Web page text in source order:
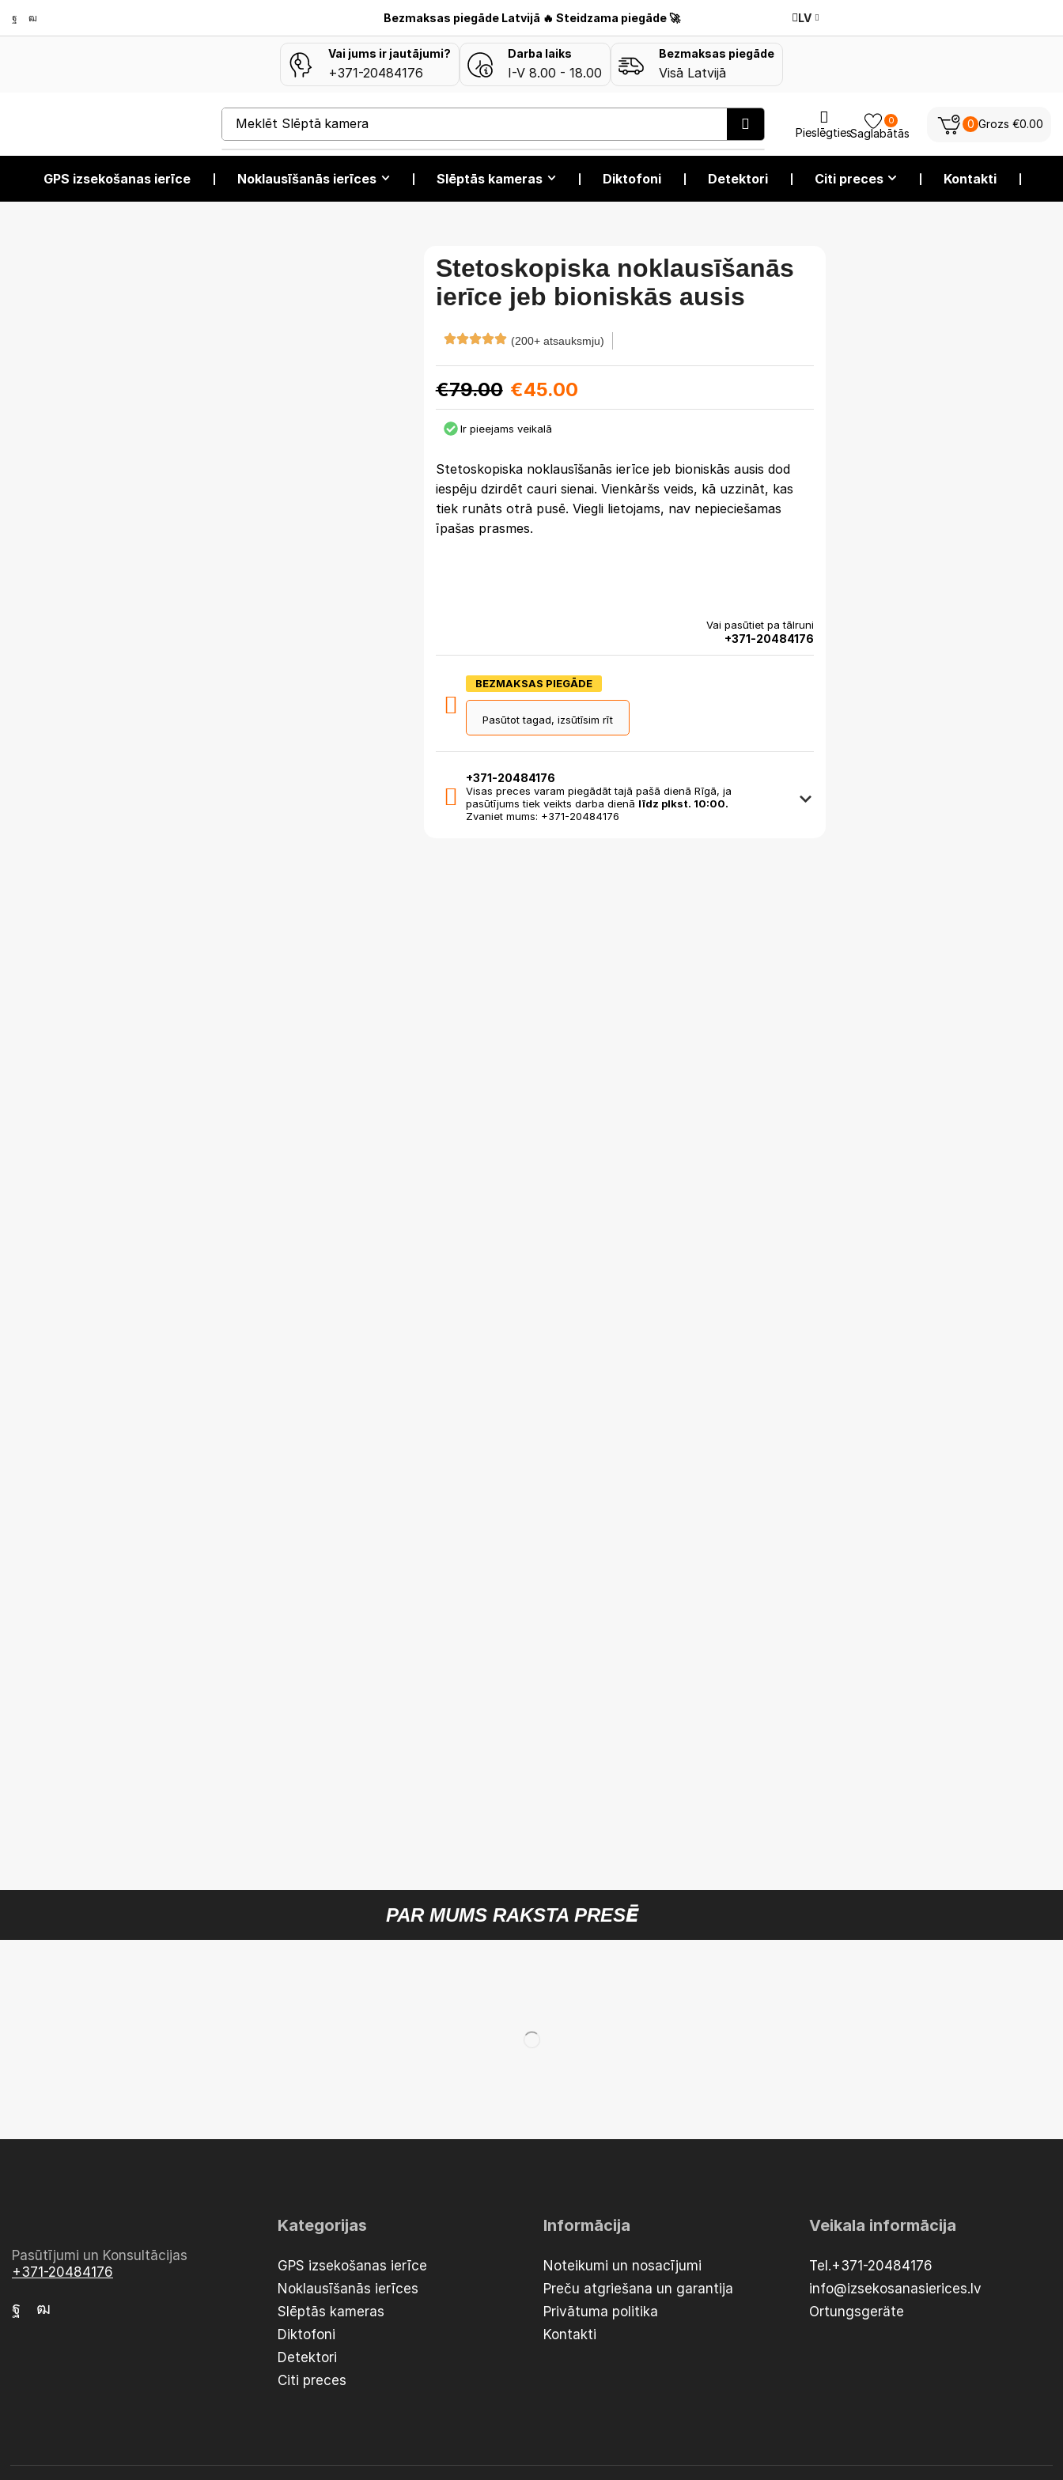
Bezmaksas piegāde Latvijā 🔥 Steidzama piegāde 🚀 LV
Vai jums ir jautājumi?
+371-20484176
Darba laiks
I-V 8.00 - 18.00
Bezmaksas piegāde
Visā Latvijā
Meklēt Slēptā kamera
Pieslēgties
0
Saglabātās
0 Grozs €0.00
GPS izsekošanas ierīce ❘ Noklausīšanās ierīces ❘ Slēptās kameras ❘ Diktofoni ❘ Detektori ❘ Citi preces ❘ Kontakti ❘
Stetoskopiska noklausīšanās
ierīce jeb bioniskās ausis
(200+ atsauksmju)
€79.00 €45.00
Ir pieejams veikalā
Stetoskopiska noklausīšanās ierīce jeb bioniskās ausis dod
iespēju dzirdēt cauri sienai. Vienkāršs veids, kā uzzināt, kas
tiek runāts otrā pusē. Viegli lietojams, nav nepieciešamas
īpašas prasmes.
Vai pasūtiet pa tālruni
+371-20484176
BEZMAKSAS PIEGĀDE
Pasūtot tagad, izsūtīsim rīt
+371-20484176
Visas preces varam piegādāt tajā pašā dienā Rīgā, ja
pasūtījums tiek veikts darba dienā līdz plkst. 10:00.
Zvaniet mums: +371-20484176
PAR MUMS RAKSTA PRESĒ
Pasūtījumi un Konsultācijas
+371-20484176
Kategorijas
GPS izsekošanas ierīce
Noklausīšanās ierīces
Slēptās kameras
Diktofoni
Detektori
Citi preces
Informācija
Noteikumi un nosacījumi
Preču atgriešana un garantija
Privātuma politika
Kontakti
Veikala informācija
Tel.+371-20484176
info@izsekosanasierices.lv
Ortungsgeräte